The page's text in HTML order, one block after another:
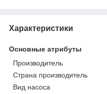
Характеристики
Основные атрибуты
Производитель
Страна производитель
Вид насоса